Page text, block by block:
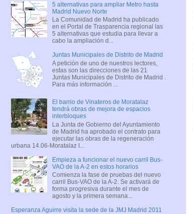
5 alternativas para ampliar Metro hasta
Madrid Nuevo Norte
La Comunidad de Madrid ha publicado
en el Portal de Trasparencia regional las
5 alternativas que estudia para llevar a
cabo la ampliación d...
Juntas Municipales de Distrito de Madrid
A petición de uno de nuestros lectores,
estas son las direcciones de las 21
Juntas Municipales de Distrito de Madrid .
Para más información ...
El barrio de Vinateros de Moratalaz
tendrá obras de mejora de espacios
interbloques
La Junta de Gobierno del Ayuntamiento
de Madrid ha aprobado el contrato para
ejecutar las obras de la regeneración
urbana 14.06-Moratalaz I...
Empieza a funcionar el nuevo carril Bus-
VAO de la A-2 en estos horarios
Comienza la fase de pruebas del nuevo
carril Bus-VAO de la A-2. Se activará de
forma progresiva durante el mes de
agosto y la primera semana...
Esperanza Aguirre visita la sede de la JMJ Madrid 2011